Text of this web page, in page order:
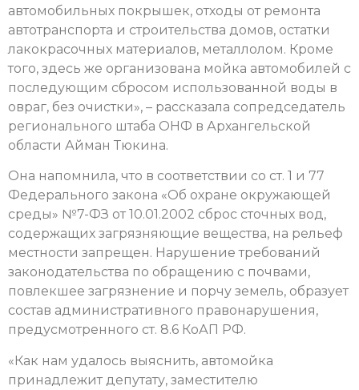
автомобильных покрышек, отходы от ремонта
автотранспорта и строительства домов, остатки
лакокрасочных материалов, металлолом. Кроме
того, здесь же организована мойка автомобилей с
последующим сбросом использованной воды в
овраг, без очистки», – рассказала сопредседатель
регионального штаба ОНФ в Архангельской
области Айман Тюкина.
Она напомнила, что в соответствии со ст. 1 и 77
Федерального закона «Об охране окружающей
среды» №7-ФЗ от 10.01.2002 сброс сточных вод,
содержащих загрязняющие вещества, на рельеф
местности запрещен. Нарушение требований
законодательства по обращению с почвами,
повлекшее загрязнение и порчу земель, образует
состав административного правонарушения,
предусмотренного ст. 8.6 КоАП РФ.
«Как нам удалось выяснить, автомойка
принадлежит депутату, заместителю